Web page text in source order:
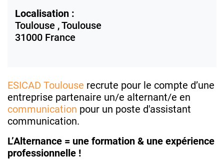
Localisation :
Toulouse ,Toulouse
31000 France
ESICAD Toulouse recrute pour le compte d’une
entreprise partenaire un/e alternant/e en
communication pour un poste d'assistant
communication.
L’Alternance = une formation & une expérience
professionnelle !